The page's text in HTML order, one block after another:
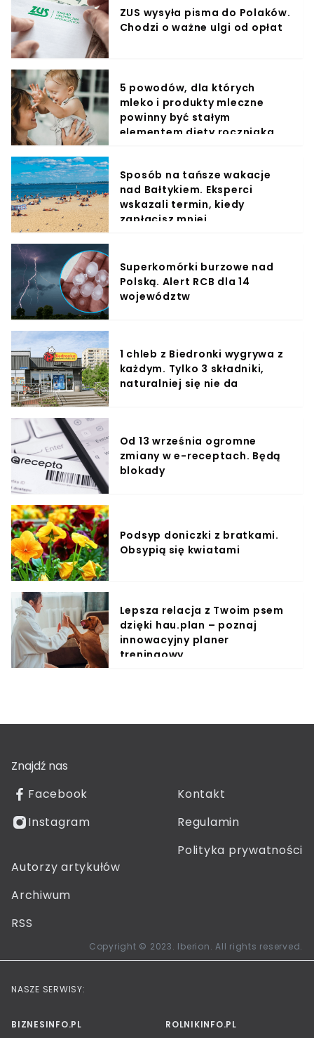
ZUS wysyła pisma do Polaków.
Chodzi o ważne ulgi od opłat
5 powodów, dla których
mleko i produkty mleczne
powinny być stałym
elementem diety roczniaka
Sposób na tańsze wakacje
nad Bałtykiem. Eksperci
wskazali termin, kiedy
zapłacisz mniej
Superkomórki burzowe nad
Polską. Alert RCB dla 14
województw
1 chleb z Biedronki wygrywa z
każdym. Tylko 3 składniki,
naturalniej się nie da
Od 13 września ogromne
zmiany w e-receptach. Będą
blokady
Podsyp doniczki z bratkami.
Obsypią się kwiatami
Lepsza relacja z Twoim psem
dzięki hau.plan – poznaj
innowacyjny planer
treningowy
Znajdź nas
Facebook
Instagram
Kontakt
Regulamin
Polityka prywatności
Autorzy artykułów
Archiwum
RSS
Copyright © 2023. Iberion. All rights reserved.
NASZE SERWISY:
BIZNESINFO.PL ROLNIKINFO.PL